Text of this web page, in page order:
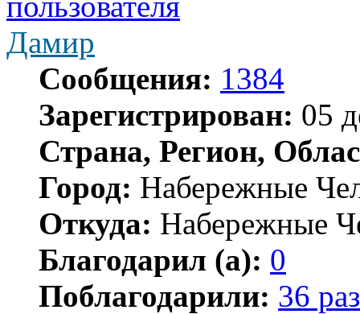
Дамир
Сообщения: 1384
Зарегистрирован: 05
Страна, Регион,
Город: Набережные
Откуда: Набережные
Благодарил (а): 0
Поблагодарили: 36 раз